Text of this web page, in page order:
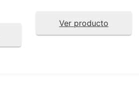
Ver producto